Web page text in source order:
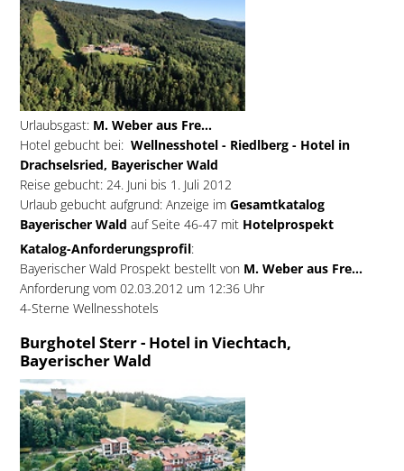
Urlaubsgast:M. Weber aus Fre...
Hotel gebucht bei:Wellnesshotel - Riedlberg - Hotel in
Drachselsried, Bayerischer Wald
Reise gebucht: 24. Juni bis 1. Juli 2012
Urlaub gebucht aufgrund: Anzeige im Gesamtkatalog
Bayerischer Wald auf Seite 46-47 mit Hotelprospekt
Katalog-Anforderungsprofil:
Bayerischer Wald Prospekt bestellt von M. Weber aus Fre...
Anforderung vom 02.03.2012 um 12:36 Uhr
4-Sterne Wellnesshotels
Burghotel Sterr - Hotel in Viechtach,
Bayerischer Wald